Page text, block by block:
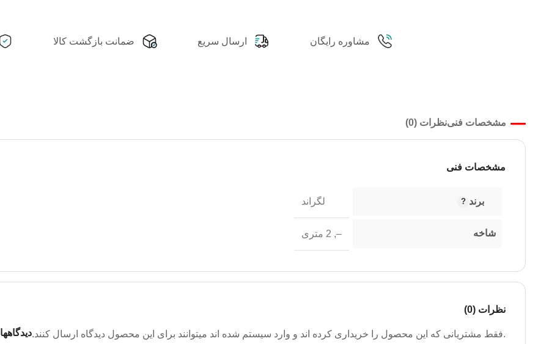
مشاوره رایگان ارسال سریع ضمانت بازگشت کالا
مشخصات فنینظرات (0)
مشخصات فنی
برند لگراند
شاخه –
, 2 متری
نظرات (0)
دیدگاهها.فقط مشتریانی که این محصول را خریداری کرده اند و وارد سیستم شده اند میتوانند برای این محصول دیدگاه ارسال کنند.